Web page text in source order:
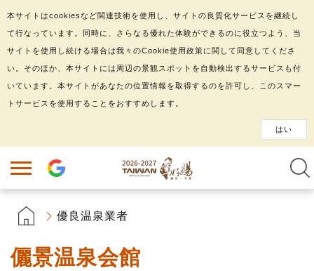
優良温泉業者
儷景温泉会館
本サイトはcookiesなど関連技術を使用し、サイトの良質化サービスを継続し
て行なっています。同時に、さらなる優れた体験ができるのに役立つよう、当
サイトを使用し続ける場合は我々のCookie使用政策に関して同意してくださ
い。そのほか、本サイトには周辺の景観スポットを自動検出するサービスも付
いています。本サイトがあなたの位置情報を取得するのを許可し、このスマー
トサービスを使用することをおすすめします。
はい